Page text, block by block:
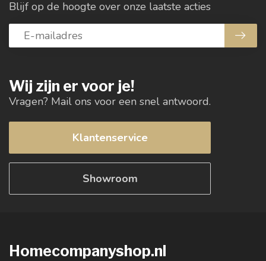
Wij zijn er voor je!
Vragen? Mail ons voor een snel antwoord.
Klantenservice
Showroom
Blijf op de hoogte over onze laatste acties
Homecompanyshop.nl